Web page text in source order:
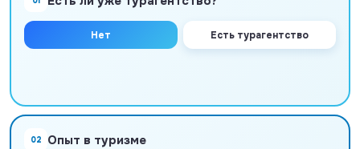
Нет Есть турагентство
02 Опыт в туризме